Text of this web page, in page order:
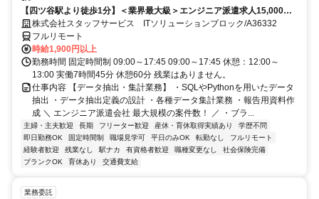
【四ツ谷駅より徒歩1分】＜業界最大級＞エンジニア派遣求人15,000件
以上◎ 来社不要のカンタン登録→最短2日で就業可能！！
株式会社スタッフサービス ITソリューションブロック/A36332
フルリモート
時給1,900円以上
勤務時間 固定時間制 09:00～17:45 09:00～17:45 休憩：12:00～
13:00 実働7時間45分 休憩60分 残業はありません。
仕事内容 【データ抽出・集計業務】 ・SQLやPythonを用いたデータ
抽出 ・データ抽出定義の設計 ・各種データ集計業務 ・報告用資料作
成 ＼ エンジニア派遣会社 最大規模の案件数！ ／ ・ブラ...
主婦・主夫歓迎 長期 フリーター歓迎 産休・育休取得実績あり
学歴不問
即日勤務OK
固定時間制 職場見学可 平日のみOK 転勤なし
フルリモート
経験者歓迎
残業なし 駅ナカ 有資格者歓迎 職種変更なし
社会保険完備
ブランクOK
育休あり 交通費支給
業務委託